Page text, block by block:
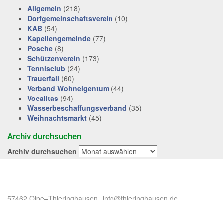
Allgemein (218)
Dorfgemeinschaftsverein (10)
KAB (54)
Kapellengemeinde (77)
Posche (8)
Schützenverein (173)
Tennisclub (24)
Trauerfall (60)
Verband Wohneigentum (44)
Vocalitas (94)
Wasserbeschaffungsverband (35)
Weihnachtsmarkt (45)
Archiv durchsuchen
Archiv durchsuchen
57462 Olpe–Thieringhausen info@thieringhausen.de